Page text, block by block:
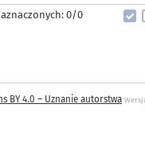
0/0
BY 4.0 – Uznanie autorstwa